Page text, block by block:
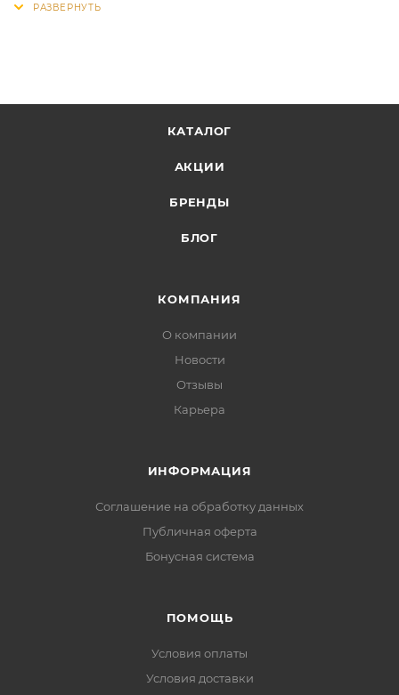
КАТАЛОГ
АКЦИИ
БРЕНДЫ
БЛОГ
КОМПАНИЯ
О компании
Новости
Отзывы
Карьера
ИНФОРМАЦИЯ
Соглашение на обработку данных
Публичная оферта
Бонусная система
ПОМОЩЬ
Условия оплаты
Условия доставки